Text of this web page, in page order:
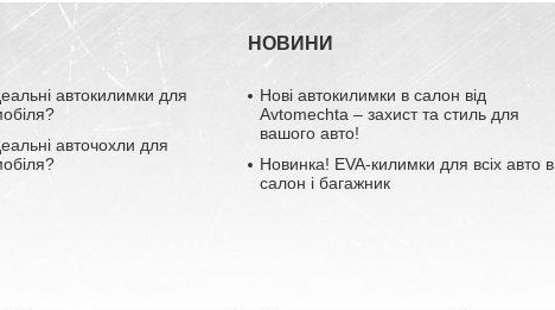
автокилимки для
авточохли для
НОВИНИ
Нові автокилимки в салон від
Avtomechta – захист та стиль для
вашого авто!
Новинка! EVA-килимки для всіх авто в
салон і багажник